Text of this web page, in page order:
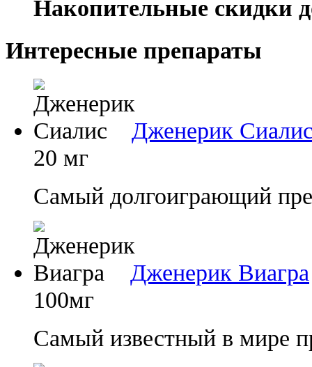
Накопительные скидки
Интересные препараты
Дженерик
20 мг
Самый долгоиграющий
Дженерик Виагра
100мг
Самый известный в мире